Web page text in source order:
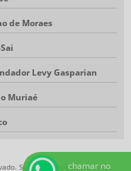
de Moraes
Levy Gasparian
Muriaé
Sua reprodução, parcial ou
chamar no